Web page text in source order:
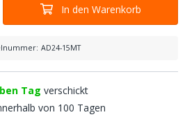
In den Warenkorb
: AD24-15MT
Tag verschickt
von 100 Tagen